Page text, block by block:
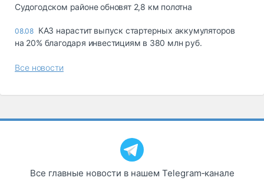
Судогодском районе обновят 2,8 км полотна
08.08 КАЗ нарастит выпуск стартерных аккумуляторов
на 20% благодаря инвестициям в 380 млн руб.
Все новости
Все главные новости в нашем Telegram‑канале